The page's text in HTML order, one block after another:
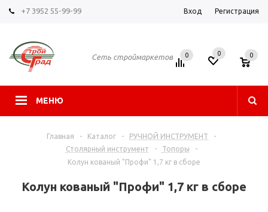
+7 3952 55-99-99 Вход Регистрация
Сеть строймаркетов
МЕНЮ
0 0 0
Главная - Каталог - РУЧНОЙ ИНСТРУМЕНТ
-
Столярный инструмент
- Топоры
-
Колун кованый "Профи" 1,7 кг в сборе
Колун кованый "Профи" 1,7 кг в сборе